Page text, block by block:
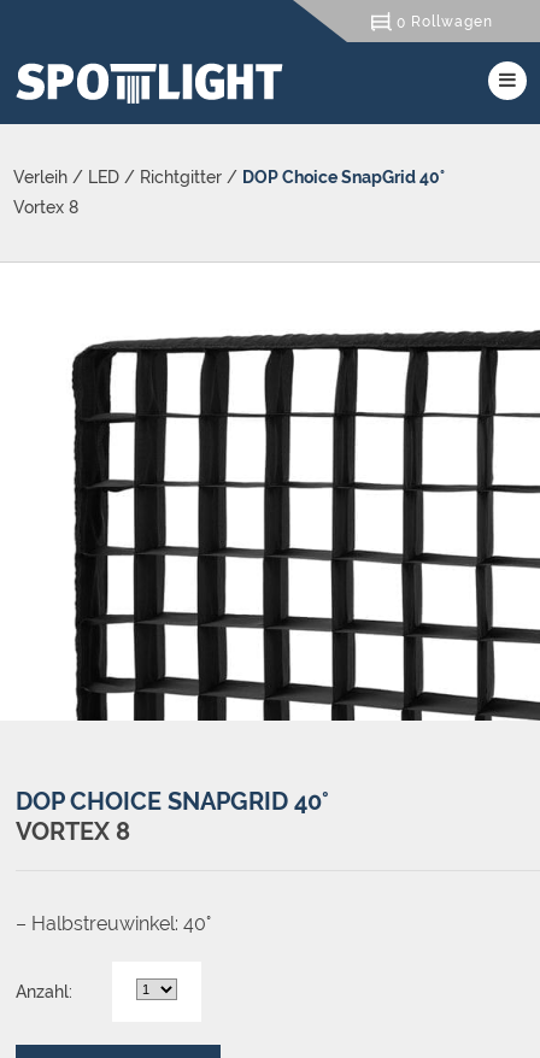
0 Rollwagen
Verleih / LED / Richtgitter / DOP Choice SnapGrid 40°
Vortex 8
DOP CHOICE SNAPGRID 40°
VORTEX 8
– Halbstreuwinkel: 40°
Anzahl: